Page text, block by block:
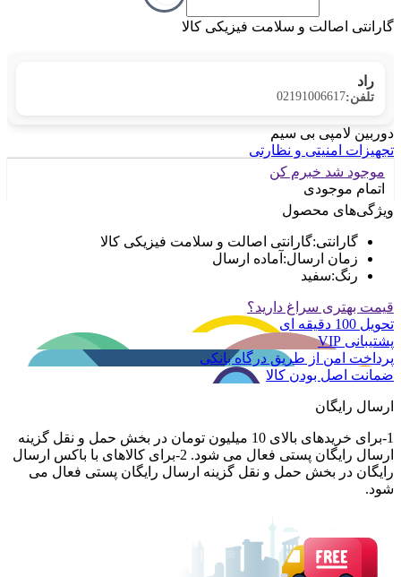
گارانتی اصالت و سلامت فیزیکی کالا
راد
تلفن:02191006617
دوربین لامپی بی سیم
تجهیزات امنیتی و نظارتی
موجود شد خبرم کن
اتمام موجودی
ویژگی‌های محصول
گارانتی:گارانتی اصالت و سلامت فیزیکی کالا
زمان ارسال: آماده ارسال
رنگ:سفید
قیمت بهتری سراغ دارید؟
تحویل 100 دقیقه ای
پشتیبانی VIP
پرداخت امن از طریق درگاه بانکی
ضمانت اصل بودن کالا
ارسال رایگان
1-برای خریدهای بالای 10 میلیون تومان در بخش حمل و نقل گزینه
ارسال رایگان پستی فعال می شود. 2-برای کالاهای با باکس ارسال
رایگان در بخش حمل و نقل گزینه ارسال رایگان پستی فعال می
شود.